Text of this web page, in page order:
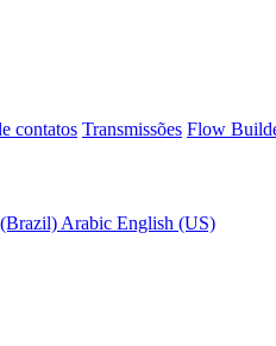
contatos Transmissões Flow
Arabic English (US)